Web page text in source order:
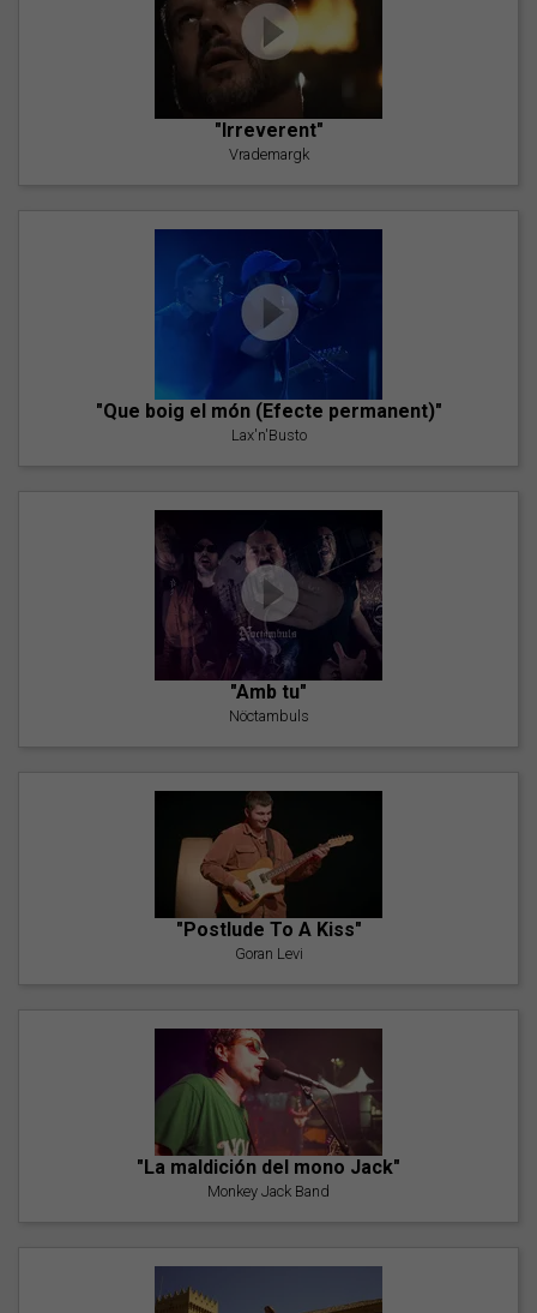
"Irreverent"
Vrademargk
"Que boig el món (Efecte permanent)"
Lax'n'Busto
"Amb tu"
Nöctambuls
"Postlude To A Kiss"
Goran Levi
"La maldición del mono Jack"
Monkey Jack Band